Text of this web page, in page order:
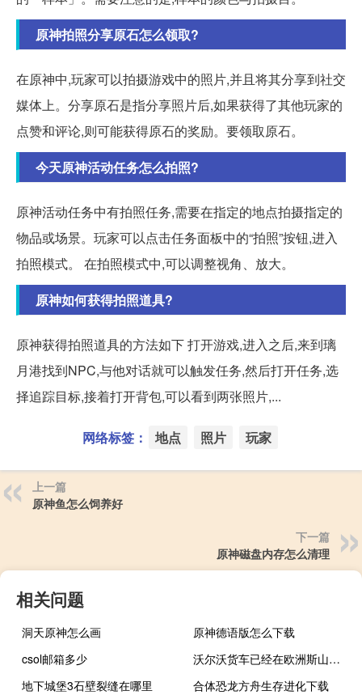
原神拍照分享原石怎么领取?
在原神中,玩家可以拍摄游戏中的照片,并且将其分享到社交
媒体上。分享原石是指分享照片后,如果获得了其他玩家的
点赞和评论,则可能获得原石的奖励。要领取原石。
今天原神活动任务怎么拍照?
原神活动任务中有拍照任务,需要在指定的地点拍摄指定的
物品或场景。玩家可以点击任务面板中的“拍照”按钮,进入
拍照模式。 在拍照模式中,可以调整视角、放大。
原神如何获得拍照道具?
原神获得拍照道具的方法如下 打开游戏,进入之后,来到璃
月港找到NPC,与他对话就可以触发任务,然后打开任务,选
择追踪目标,接着打开背包,可以看到两张照片,...
网络标签： 地点 照片 玩家
上一篇
原神鱼怎么饲养好
下一篇
原神磁盘内存怎么清理
相关问题
洞天原神怎么画
原神德语版怎么下载
csol邮箱多少
沃尔沃货车已经在欧洲斯山脉的停车场被偷袭
地下城堡3石壁裂缝在哪里
合体恐龙方舟生存进化下载